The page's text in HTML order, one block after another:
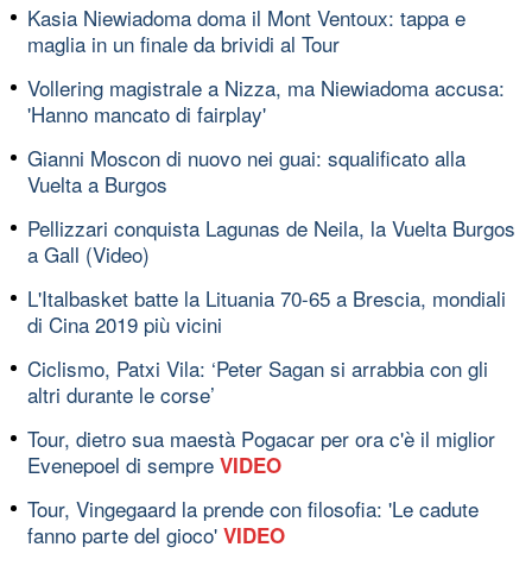
Kasia Niewiadoma doma il Mont Ventoux: tappa e
maglia in un finale da brividi al Tour
Vollering magistrale a Nizza, ma Niewiadoma accusa:
'Hanno mancato di fairplay'
Gianni Moscon di nuovo nei guai: squalificato alla
Vuelta a Burgos
Pellizzari conquista Lagunas de Neila, la Vuelta Burgos
a Gall (Video)
L'Italbasket batte la Lituania 70-65 a Brescia, mondiali
di Cina 2019 più vicini
Ciclismo, Patxi Vila: ‘Peter Sagan si arrabbia con gli
altri durante le corse’
Tour, dietro sua maestà Pogacar per ora c'è il miglior
Evenepoel di sempre VIDEO
Tour, Vingegaard la prende con filosofia: 'Le cadute
fanno parte del gioco' VIDEO